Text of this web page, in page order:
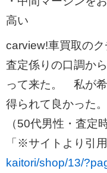
高い
carview!車買取のク
査定係りの口調か
って来た。 私が
得られて良かった。
（50代男性・査定
「※サイトより引
kaitori/shop/13/